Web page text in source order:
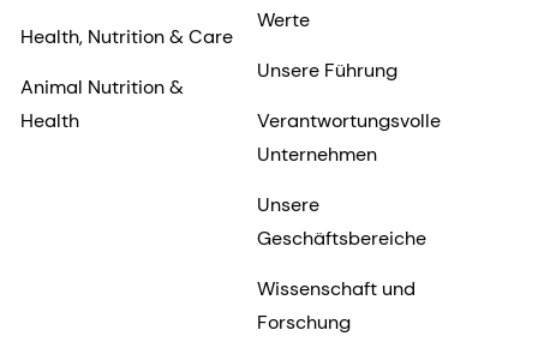
Health, Nutrition & Care
Animal Nutrition &
Health
Werte
Unsere Führung
Verantwortungsvolle
Unternehmen
Unsere
Geschäftsbereiche
Wissenschaft und
Forschung